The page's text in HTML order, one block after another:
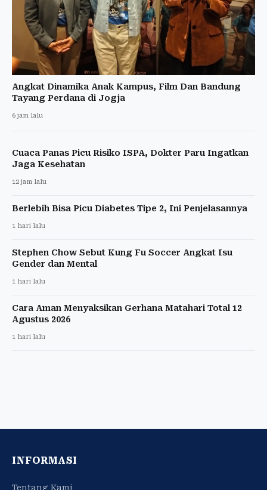
Angkat Dinamika Anak Kampus, Film Dan Bandung
Tayang Perdana di Jogja
6 jam lalu
Cuaca Panas Picu Risiko ISPA, Dokter Paru Ingatkan
Jaga Kesehatan
12 jam lalu
Berlebih Bisa Picu Diabetes Tipe 2, Ini Penjelasannya
1 hari lalu
Stephen Chow Sebut Kung Fu Soccer Angkat Isu
Gender dan Mental
1 hari lalu
Cara Aman Menyaksikan Gerhana Matahari Total 12
Agustus 2026
1 hari lalu
INFORMASI
Tentang Kami